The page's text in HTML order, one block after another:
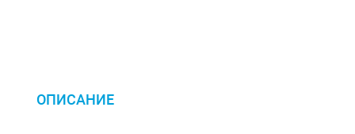
ОПИСАНИЕ